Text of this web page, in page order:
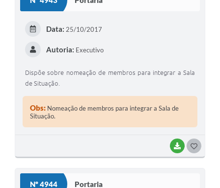
BAIXAR
Data: 25/10/2017
Autoria: Executivo
Dispõe sobre nomeação de membros para integrar a Sala
de Situação.
Obs: Nomeação de membros para integrar a Sala de
Situação.
Nº 4944 Portaria